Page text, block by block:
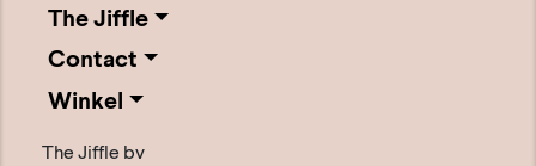
The Jiffle
Contact
Winkel
The Jiffle bv